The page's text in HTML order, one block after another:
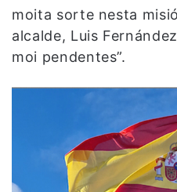
moita sorte nesta
alcalde, Luis
moi pendentes”.